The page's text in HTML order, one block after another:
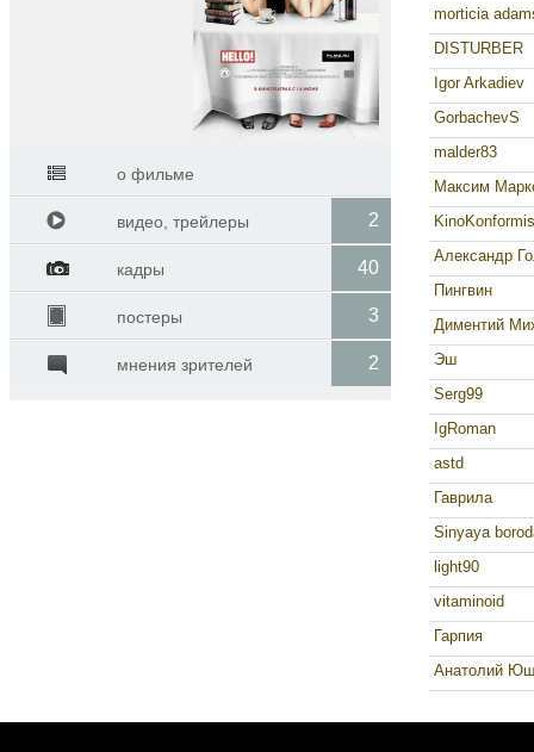
morticia
DISTURBER
Igor Arkadiev
GorbachevS
malder83
Максим
Александр
Пингвин
Диментий
Эш
Serg99
IgRoman
astd
Гаврила
Sinyaya
light90
vitaminoid
Гарпия
Анатолий
о фильме
2
видео, трейлеры
40
кадры
3
постеры
2
мнения зрителей